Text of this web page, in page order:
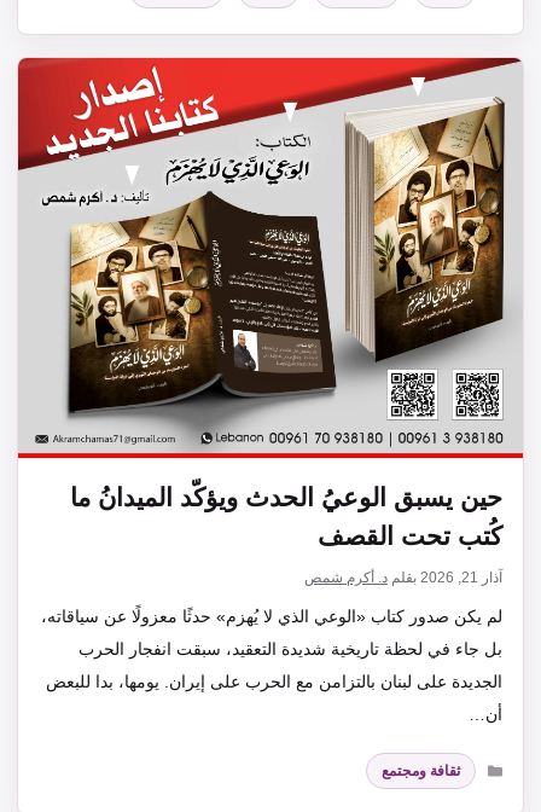
حين يسبق الوعيُ الحدث ويؤكّد الميدانُ ما
كُتب تحت القصف
آذار 21, 2026 بقلم د. أكرم شمص
لم يكن صدور كتاب «الوعي الذي لا يُهزم» حدثًا معزولًا عن سياقاته،
بل جاء في لحظة تاريخية شديدة التعقيد، سبقت انفجار الحرب
الجديدة على لبنان بالتزامن مع الحرب على إيران. يومها، بدا للبعض
أن…
التصنيفات
ثقافة ومجتمع